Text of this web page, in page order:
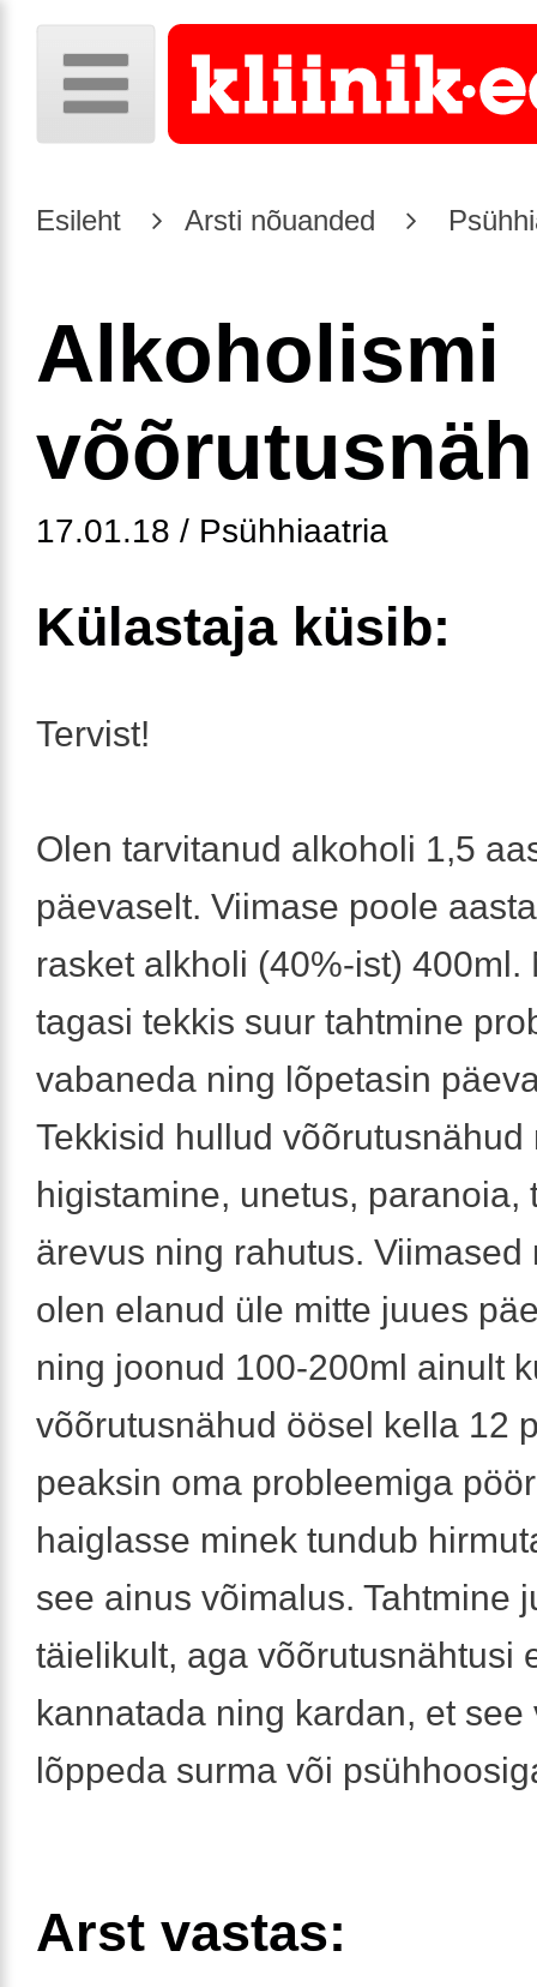
Esileht Arsti nõuanded
Alkoholismi
17.01.18 / Psühhiaatria
Külastaja küsib:
Tervist!
Olen tarvitanud alkoholi 1,5
päevaselt. Viimase poole
rasket alkholi (40%-ist) 400ml.
tagasi tekkis suur tahtmine
vabaneda ning lõpetasin
Tekkisid hullud võõrutusnähud
higistamine, unetus, paranoia,
ärevus ning rahutus. Viimased
olen elanud üle mitte juues
ning joonud 100-200ml ainult
võõrutusnähud öösel kella 12
peaksin oma probleemiga
haiglasse minek tundub
see ainus võimalus. Tahtmine
täielikult, aga võõrutusnähtusi
kannatada ning kardan, et see
lõppeda surma või
Arst vastas: